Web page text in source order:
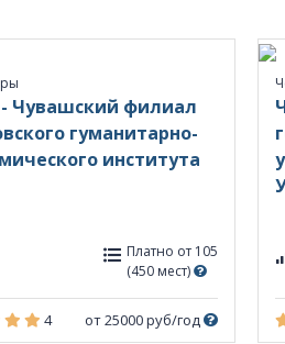
Чувашский филиал
гуманитарно-
института
Платно от 105
(450 мест)
4 от 25000 руб/год